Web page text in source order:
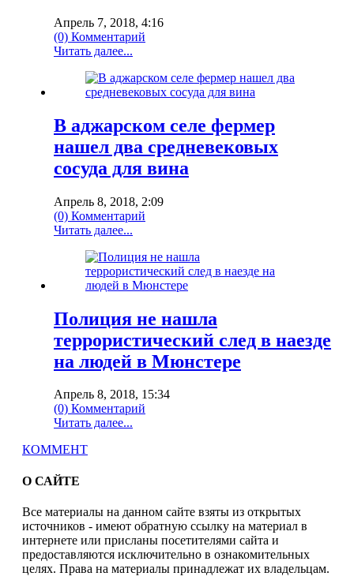
Апрель 7, 2018, 4:16
(0) Комментарий
Читать далее...
В аджарском селе фермер
нашел два средневековых
сосуда для вина
Апрель 8, 2018, 2:09
(0) Комментарий
Читать далее...
Полиция не нашла
террористический след в наезде
на людей в Мюнстере
Апрель 8, 2018, 15:34
(0) Комментарий
Читать далее...
КОММЕНТ
О САЙТЕ
Все материалы на данном сайте взяты из открытых
источников - имеют обратную ссылку на материал в
интернете или присланы посетителями сайта и
предоставляются исключительно в ознакомительных
целях. Права на материалы принадлежат их владельцам.